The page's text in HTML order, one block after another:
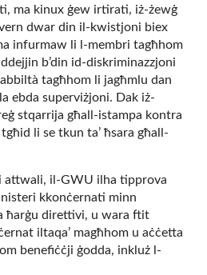
ma kinux ġew irtirati, iż-żewġ
dwar din il-kwistjoni biex
infurmaw li l-membri tagħhom
b’din id-diskriminazzjoni
tagħhom li jagħmlu dan
ebda superviżjoni. Dak iż-
stqarrija għall-istampa kontra
li se tkun ta’ ħsara għall-
attwali, il-GWU ilha tipprova
kkonċernati minn
ħarġu direttivi, u wara ftit
iltaqa’ magħhom u aċċetta
benefiċċji ġodda, inkluż l-